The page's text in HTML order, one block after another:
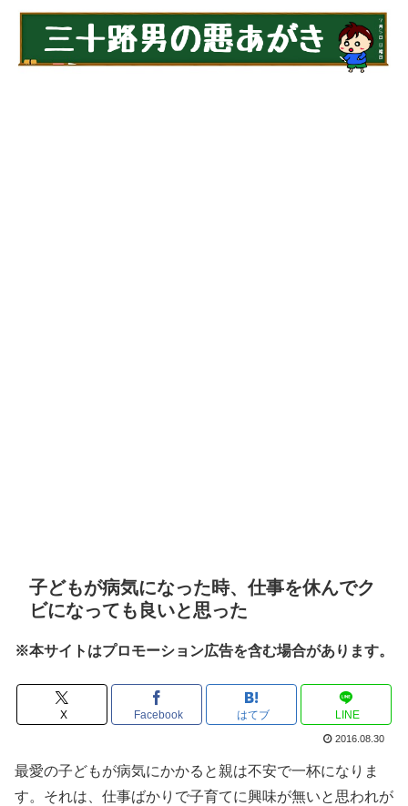
子どもが病気になった時、仕事を休んでク
ビになっても良いと思った
※本サイトはプロモーション広告を含む場合があります。
X Facebook はてブ LINE
2016.08.30
最愛の子どもが病気にかかると親は不安で一杯になりま
す。それは、仕事ばかりで子育てに興味が無いと思われが